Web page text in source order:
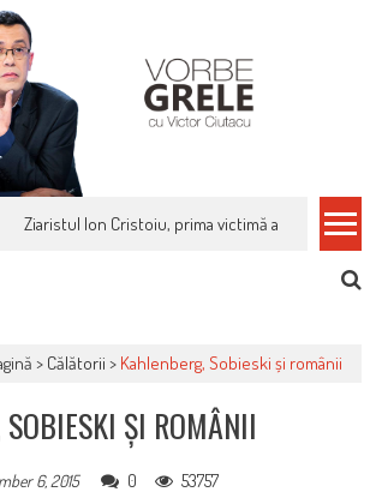
Ziaristul Ion Cristoiu, prima victimă a noi
> Călătorii > Kahlenberg, Sobieski și românii
SOBIESKI ȘI ROMÂNII
6, 2015 0 53757